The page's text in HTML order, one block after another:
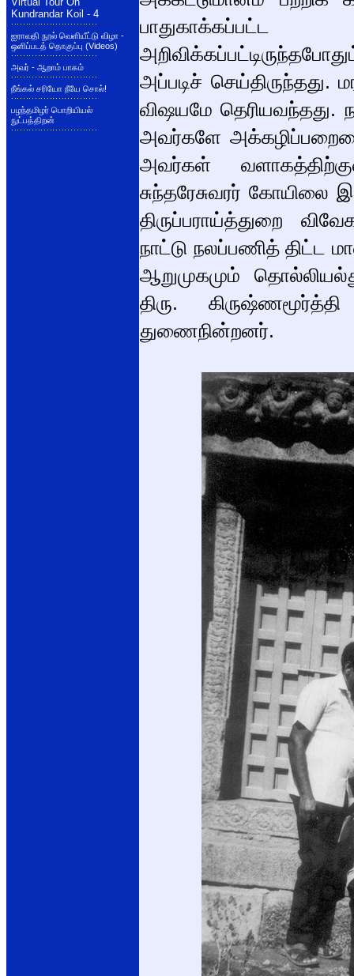
Kundrandar Koil - 4
ஐராவதி நூல் வெளியீட்டு விழா -
ஒளிப்படத் தொகுப்பு (Videos)
அவர் - ஆறாம் பாகம்
நீங்கல் சரியோ நீயே சொல்!
பழந்தமிழர் பொறியியல்
நுட்பத்திறன்
அப்படிச் செய்திருந்தது.
விஷயமே தெரியவந்தது.
அவர்களே
அவர்கள்
சுந்தரேசுவரர்
திருப்பராய்த்துறை
நாட்டு நலப்பணித் திட்ட
ஆறுமுகமும்
திரு.
துணைநின்றனர்.